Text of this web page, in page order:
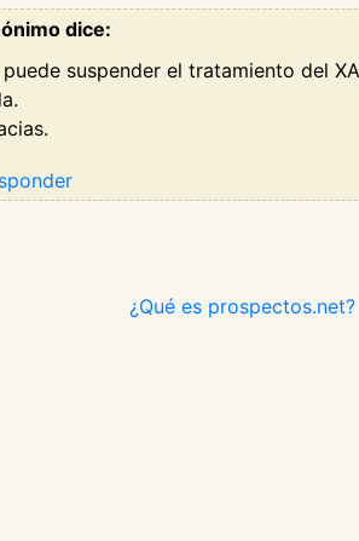
dice:
puede suspender el tratamiento del
¿Qué es prospectos.net?